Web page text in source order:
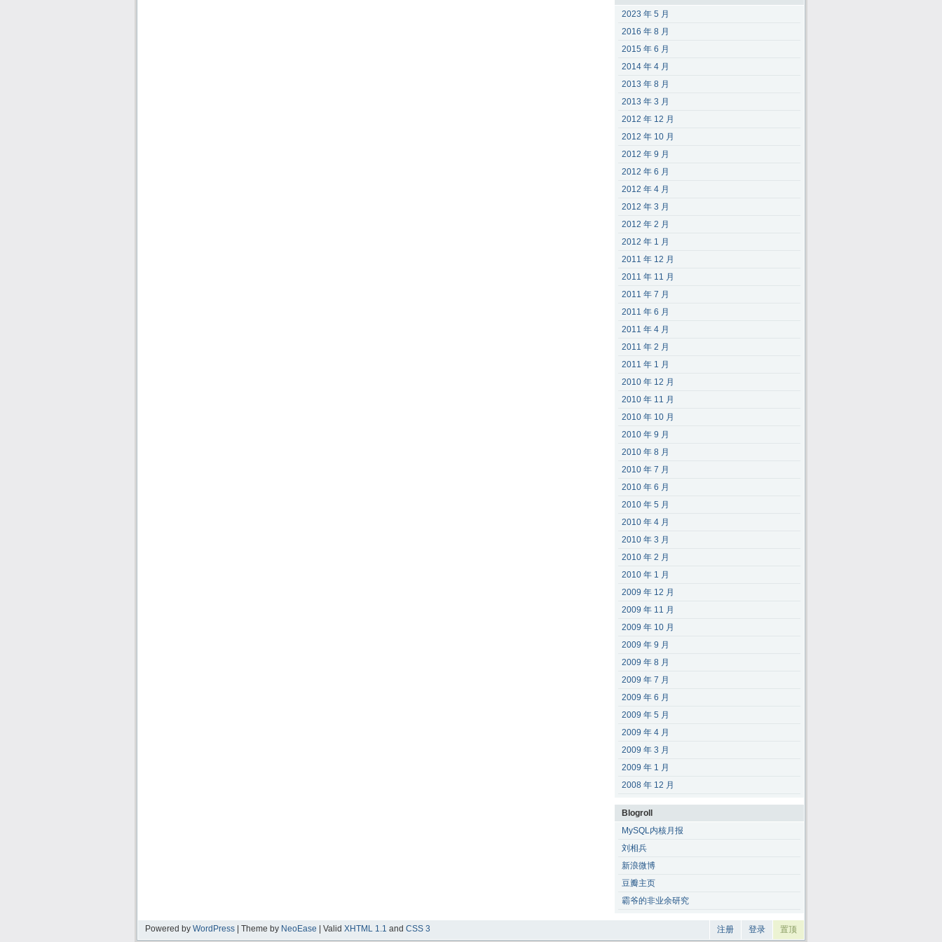
2023 年 5 月
2016 年 8 月
2015 年 6 月
2014 年 4 月
2013 年 8 月
2013 年 3 月
2012 年 12 月
2012 年 10 月
2012 年 9 月
2012 年 6 月
2012 年 4 月
2012 年 3 月
2012 年 2 月
2012 年 1 月
2011 年 12 月
2011 年 11 月
2011 年 7 月
2011 年 6 月
2011 年 4 月
2011 年 2 月
2011 年 1 月
2010 年 12 月
2010 年 11 月
2010 年 10 月
2010 年 9 月
2010 年 8 月
2010 年 7 月
2010 年 6 月
2010 年 5 月
2010 年 4 月
2010 年 3 月
2010 年 2 月
2010 年 1 月
2009 年 12 月
2009 年 11 月
2009 年 10 月
2009 年 9 月
2009 年 8 月
2009 年 7 月
2009 年 6 月
2009 年 5 月
2009 年 4 月
2009 年 3 月
2009 年 1 月
2008 年 12 月
Blogroll
MySQL内核月报
刘相兵
新浪微博
豆瓣主页
霸爷的非业余研究
Powered by WordPress | Theme by NeoEase | Valid XHTML 1.1 and CSS 3 注册 登录 置顶